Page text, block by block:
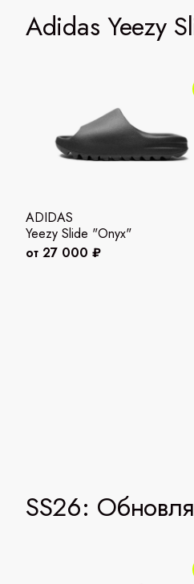
Adidas Yeezy
ADIDAS
Yeezy Slide "Onyx"
от 27 000 ₽
SS26: